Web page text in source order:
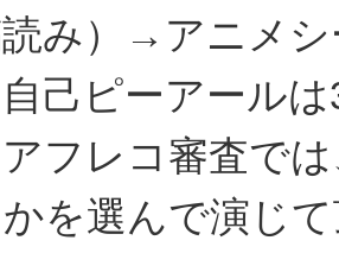
み）→アニメシ
自己ピーアール
アフレコ審査で
かを選んで演じ